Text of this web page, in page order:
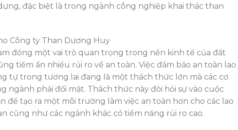
đặc biệt là trong ngành công nghiệp khai thác than
Công ty Than Dương Huy
đóng một vai trò quan trọng trong nền kinh tế của đất
tiềm ẩn nhiều rủi ro về an toàn. Việc đảm bảo an toàn lao
tự trong tương lai đang là một thách thức lớn mà các cơ
ngành phải đối mặt. Thách thức này đòi hỏi sự vào cuộc
để tạo ra một môi trường làm việc an toàn hơn cho các lao
cũng như các ngành khác có tiềm năng rủi ro cao.